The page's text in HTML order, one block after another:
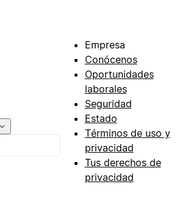
Empresa
Conócenos
Oportunidades
laborales
Seguridad
Estado
Términos de uso y
privacidad
Tus derechos de
privacidad